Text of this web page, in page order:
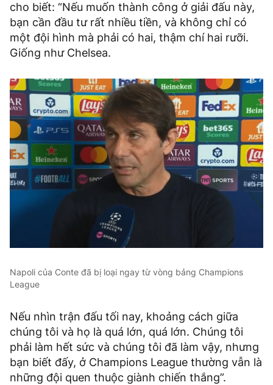
cho biết: “Nếu muốn thành công ở giải đấu này,
bạn cần đầu tư rất nhiều tiền, và không chỉ có
một đội hình mà phải có hai, thậm chí hai rưỡi.
Giống như Chelsea.
Napoli của Conte đã bị loại ngay từ vòng bảng Champions
League
Nếu nhìn trận đấu tối nay, khoảng cách giữa
chúng tôi và họ là quá lớn, quá lớn. Chúng tôi
phải làm hết sức và chúng tôi đã làm vậy, nhưng
bạn biết đấy, ở Champions League thường vẫn là
những đội quen thuộc giành chiến thắng”.